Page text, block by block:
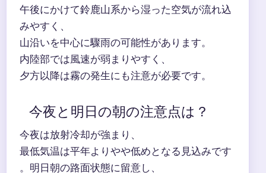
午後にかけて鈴鹿山系から湿った空気が流れ込
みやすく、
山沿いを中心に驟雨の可能性があります。
内陸部では風速が弱まりやすく、
夕方以降は霧の発生にも注意が必要です。
今夜と明日の朝の注意点は？
今夜は放射冷却が強まり、
最低気温は平年よりやや低めとなる見込みです
。明日朝の路面状態に留意し、